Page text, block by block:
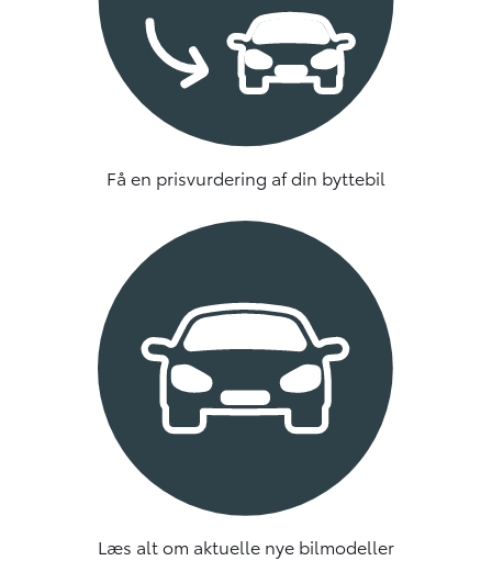
Få en prisvurdering af din byttebil
Læs alt om aktuelle nye bilmodeller